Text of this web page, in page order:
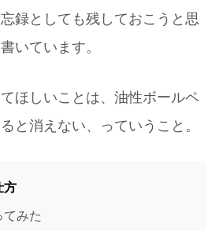
録としても残しておこうと思
いています。
ほしいことは、油性ボールペ
と消えない、っていうこと。
方
てみた